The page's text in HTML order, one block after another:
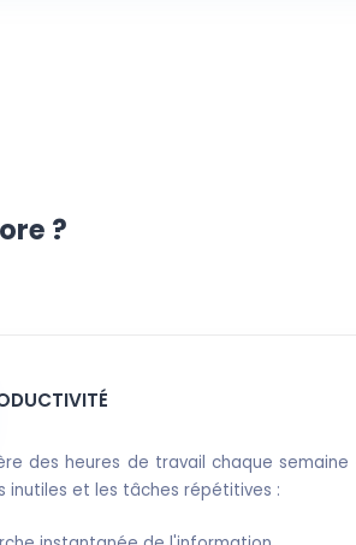
?
des heures de travail chaque
inutiles et les tâches répétitives :